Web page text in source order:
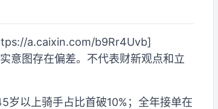
a.caixin.com/b9Rr4Uvb]
图存在偏差。不代表财新观点和立
以上骑手占比首破10%；全年接单在